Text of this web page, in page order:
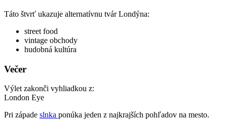
Táto štvrť ukazuje alternatívnu tvár Londýna:
street food
vintage obchody
hudobná kultúra
Večer
Výlet zakonči vyhliadkou z:
London Eye
Pri západe slnka ponúka jeden z najkrajších pohľadov na mesto.